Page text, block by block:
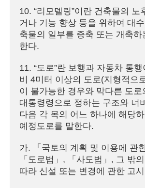
10. “리모델링”이란 건축물의 노
거나 기능 향상 등을 위하여 대
축물의 일부를 증축 또는 개축하
한다.
11. “도로”란 보행과 자동차 통행
비 4미터 이상의 도로(지형적으
이 불가능한 경우와 막다른 도로
대통령령으로 정하는 구조와 너
다음 각 목의 어느 하나에 해당
예정도로를 말한다.
가. 「국토의 계획 및 이용에 관
「도로법」, 「사도법」, 그 밖
따라 신설 또는 변경에 관한 고